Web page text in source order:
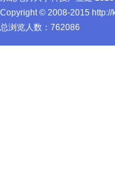
Copyright © 2008-2015 http://
总浏览人数： 762086